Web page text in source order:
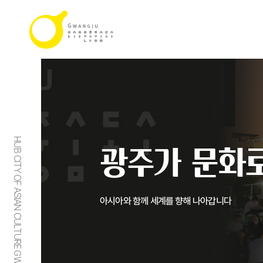
HUB CITY OF ASIAN CULTURE GWANGJU 광주가 문화
아시아와 함께 세계를 향해 나아갑니다